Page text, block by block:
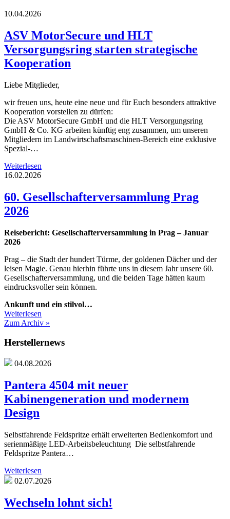
10.04.2026
ASV MotorSecure und HLT
Versorgungsring starten strategische
Kooperation
Liebe Mitglieder,
wir freuen uns, heute eine neue und für Euch besonders attraktive
Kooperation vorstellen zu dürfen:
Die ASV MotorSecure GmbH und die HLT Versorgungsring
GmbH & Co. KG arbeiten künftig eng zusammen, um unseren
Mitgliedern im Landwirtschaftsmaschinen‑Bereich eine exklusive
Spezial-…
Weiterlesen
16.02.2026
60. Gesellschafterversammlung Prag
2026
Reisebericht: Gesellschafterversammlung in Prag – Januar
2026
Prag – die Stadt der hundert Türme, der goldenen Dächer und der
leisen Magie. Genau hierhin führte uns in diesem Jahr unsere 60.
Gesellschafterversammlung, und die beiden Tage hätten kaum
eindrucksvoller sein können.
Ankunft und ein stilvol…
Weiterlesen
Zum Archiv »
Herstellernews
04.08.2026
Pantera 4504 mit neuer
Kabinengeneration und modernem
Design
Selbstfahrende Feldspritze erhält erweiterten Bedienkomfort und
serienmäßige LED-Arbeitsbeleuchtung Die selbstfahrende
Feldspritze Pantera…
Weiterlesen
02.07.2026
Wechseln lohnt sich!